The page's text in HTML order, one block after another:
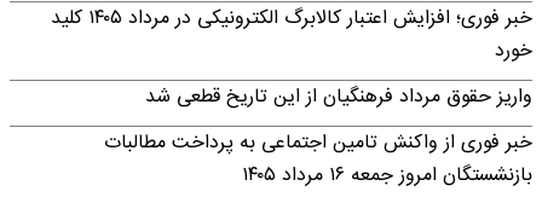
خبر فوری؛ افزایش اعتبار کالابرگ الکترونیکی در مرداد ۱۴۰۵ کلید
خورد
واریز حقوق مرداد فرهنگیان از این تاریخ قطعی شد
خبر فوری از واکنش تامین اجتماعی به پرداخت مطالبات
بازنشستگان امروز جمعه ۱۶ مرداد ۱۴۰۵